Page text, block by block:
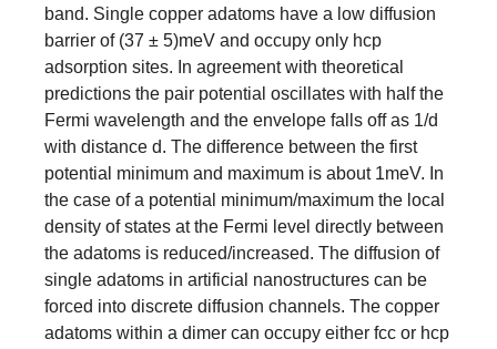
band. Single copper adatoms have a low diffusion
barrier of (37 ± 5)meV and occupy only hcp
adsorption sites. In agreement with theoretical
predictions the pair potential oscillates with half the
Fermi wavelength and the envelope falls off as 1/d
with distance d. The difference between the first
potential minimum and maximum is about 1meV. In
the case of a potential minimum/maximum the local
density of states at the Fermi level directly between
the adatoms is reduced/increased. The diffusion of
single adatoms in artificial nanostructures can be
forced into discrete diffusion channels. The copper
adatoms within a dimer can occupy either fcc or hcp